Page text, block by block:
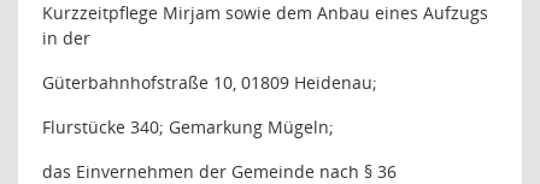
Kurzzeitpflege Mirjam sowie dem Anbau eines Aufzugs
in der
Güterbahnhofstraße 10, 01809 Heidenau;
Flurstücke 340; Gemarkung Mügeln;
das Einvernehmen der Gemeinde nach § 36